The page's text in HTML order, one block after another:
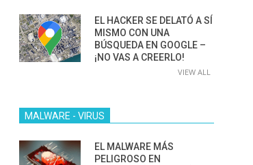
EL HACKER SE DELATÓ A SÍ
MISMO CON UNA
BÚSQUEDA EN GOOGLE –
¡NO VAS A CREERLO!
VIEW ALL
MALWARE - VIRUS
EL MALWARE MÁS
PELIGROSO EN